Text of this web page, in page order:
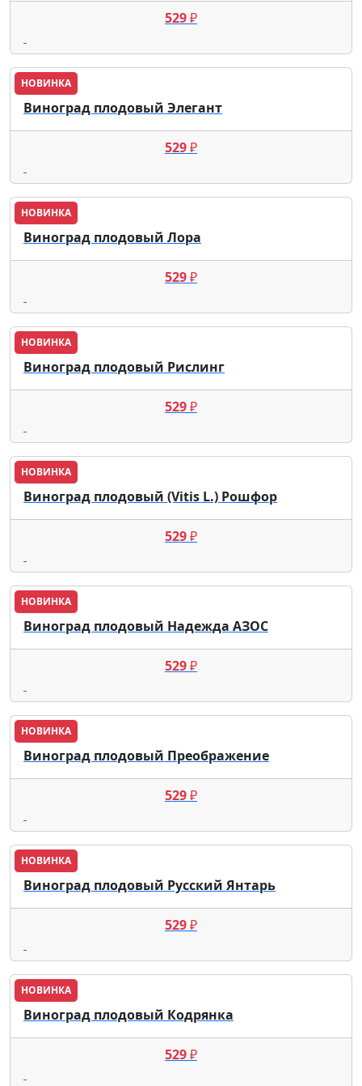
529₽
НОВИНКА
Виноград плодовый Элегант
529₽
НОВИНКА
Виноград плодовый Лора
529₽
НОВИНКА
Виноград плодовый Рислинг
529₽
НОВИНКА
Виноград плодовый (Vitis L.) Рошфор
529₽
НОВИНКА
Виноград плодовый Надежда АЗОС
529₽
НОВИНКА
Виноград плодовый Преображение
529₽
НОВИНКА
Виноград плодовый Русский Янтарь
529₽
НОВИНКА
Виноград плодовый Кодрянка
529₽